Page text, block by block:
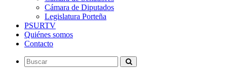
Cámara de Diputados
Legislatura Porteña
PSURTV
Quiénes somos
Contacto